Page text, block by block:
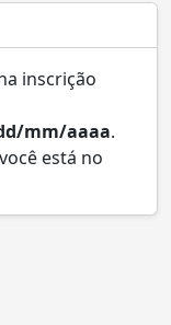
inscrição
mm/aaaa.
está no